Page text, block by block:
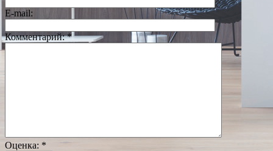
E-mail:
Комментарий:*
Оценка: *